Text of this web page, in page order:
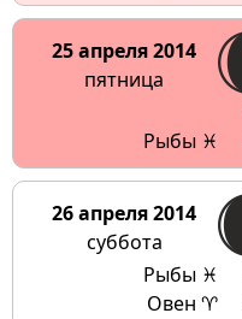
25 апреля 2014
пятница
Рыбы ♓
26 апреля 2014
суббота
Рыбы ♓
Овен ♈